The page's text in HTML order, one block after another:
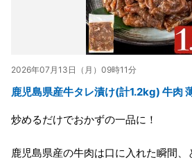
2026年07月13日（月）09時11分
鹿児島県産牛タレ漬け(計1.2kg) 牛肉
炒めるだけでおかずの一品に！
鹿児島県産の牛肉は口に入れた瞬間